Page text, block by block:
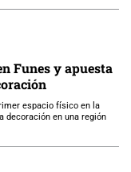
Funes y apuesta
espacio físico en la
decoración en una región